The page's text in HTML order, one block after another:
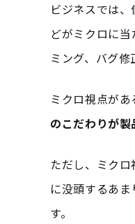
ビジネスでは
どがミクロに
ミング、バグ修
ミクロ視点が
のこだわりが製
ただし、ミク
に没頭するあ
す。